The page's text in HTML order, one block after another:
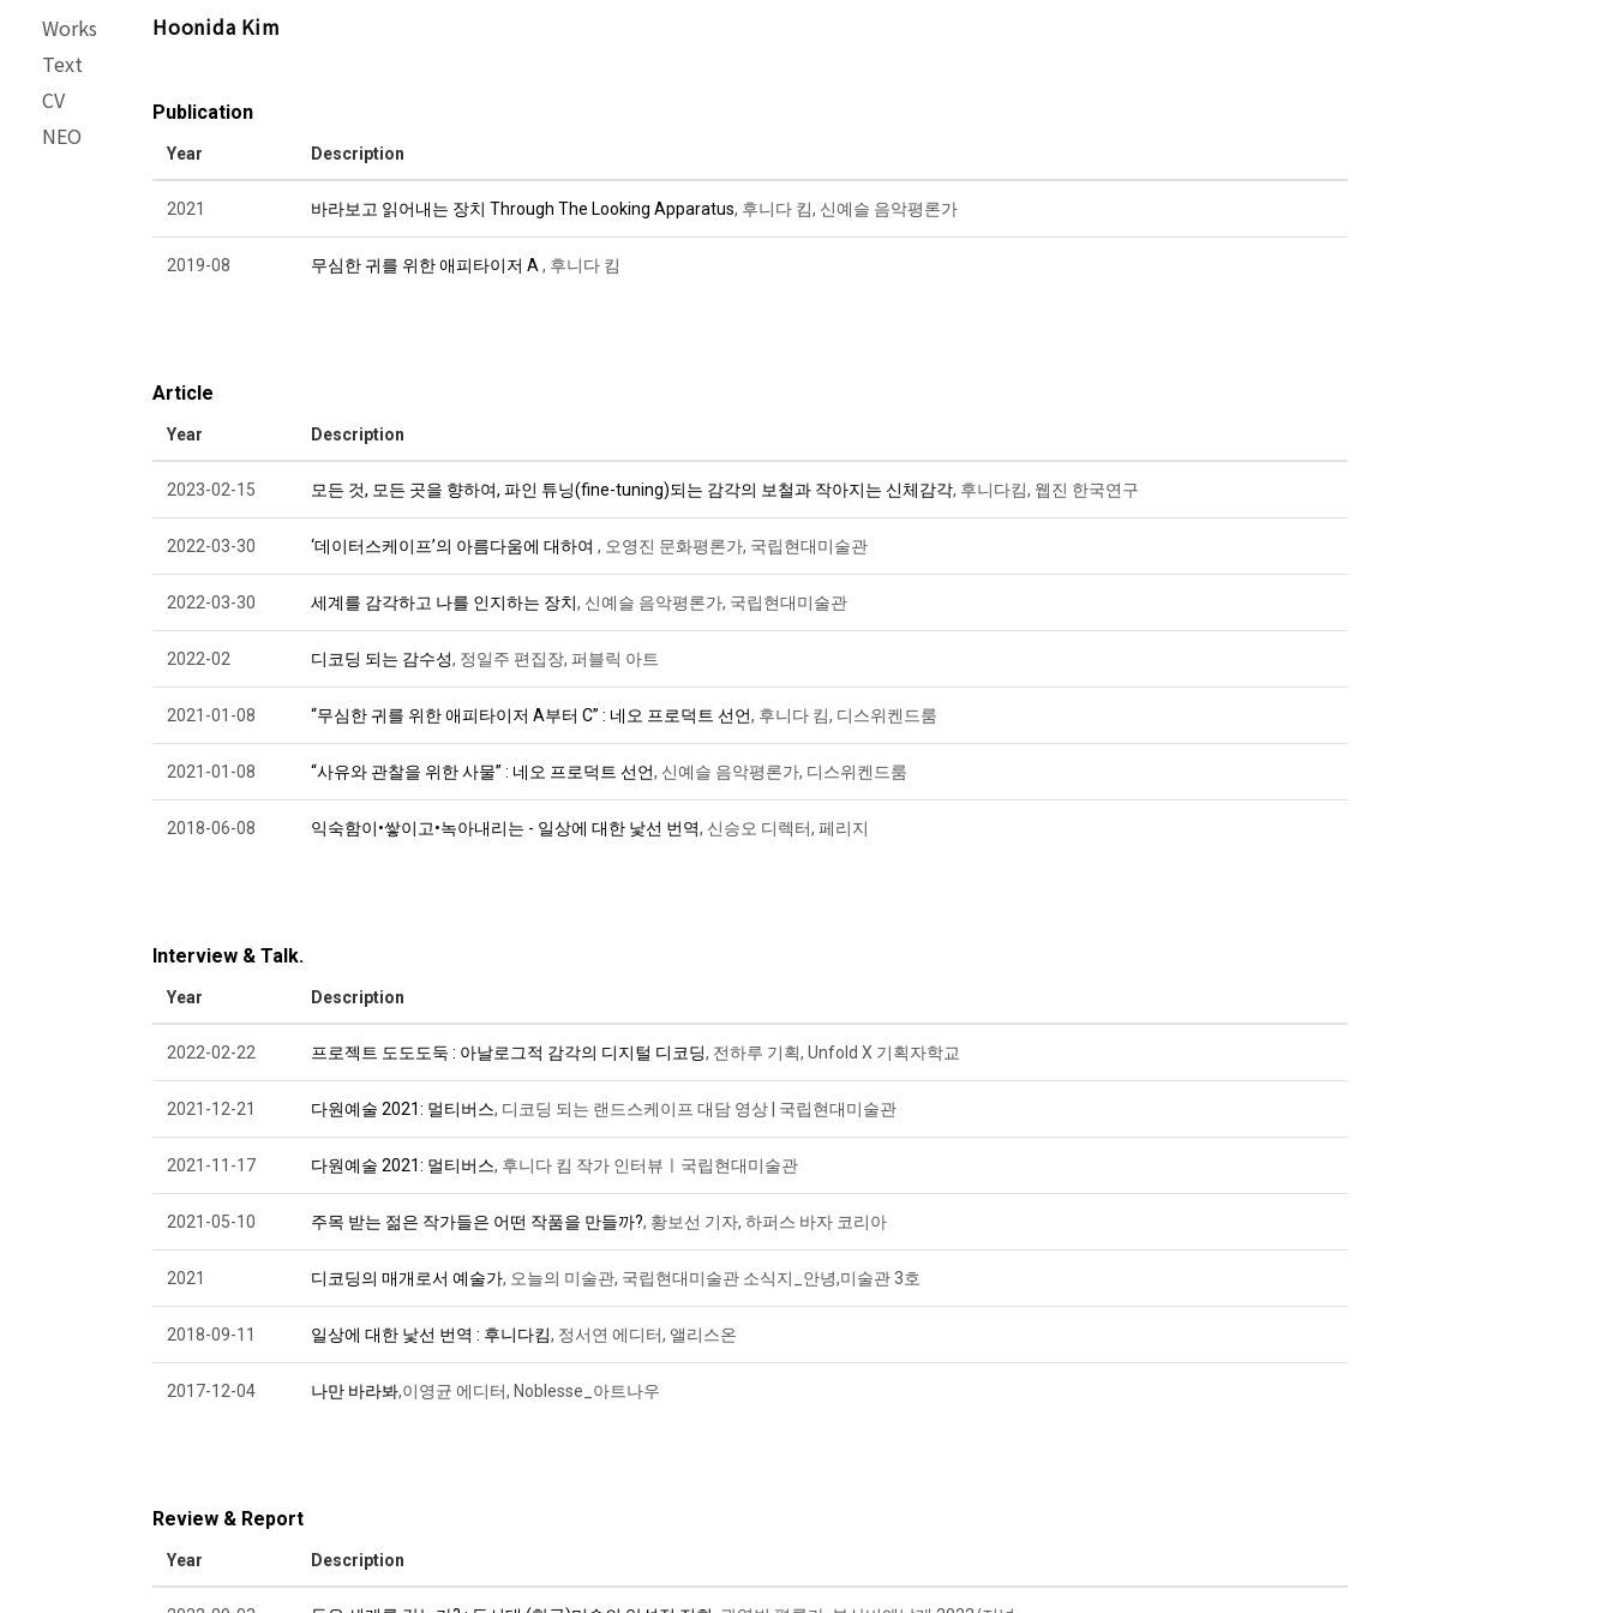
Hoonida Kim
Works
Text
CV
NEO
Publication
Year Description
2021 바라보고 읽어내는 장치 Through The Looking Apparatus, 후니다 킴, 신예슬 음악평론가
2019-08 무심한 귀를 위한 애피타이저 A , 후니다 킴
Article
Year Description
2023-02-15 모든 것, 모든 곳을 향하여, 파인 튜닝(fine-tuning)되는 감각의 보철과 작아지는 신체감각, 후니다킴, 웹진 한국연구
2022-03-30 ‘데이터스케이프’의 아름다움에 대하여 , 오영진 문화평론가, 국립현대미술관
2022-03-30 세계를 감각하고 나를 인지하는 장치, 신예슬 음악평론가, 국립현대미술관
2022-02 디코딩 되는 감수성, 정일주 편집장, 퍼블릭 아트
2021-01-08 “무심한 귀를 위한 애피타이저 A부터 C” : 네오 프로덕트 선언, 후니다 킴, 디스위켄드룸
2021-01-08 “사유와 관찰을 위한 사물” : 네오 프로덕트 선언, 신예슬 음악평론가, 디스위켄드룸
2018-06-08 익숙함이•쌓이고•녹아내리는 - 일상에 대한 낯선 번역, 신승오 디렉터, 페리지
Interview & Talk.
Year Description
2022-02-22 프로젝트 도도도둑 : 아날로그적 감각의 디지털 디코딩, 전하루 기획, Unfold X 기획자학교
2021-12-21 다원예술 2021: 멀티버스, 디코딩 되는 랜드스케이프 대담 영상 | 국립현대미술관
2021-11-17 다원예술 2021: 멀티버스, 후니다 킴 작가 인터뷰ㅣ국립현대미술관
2021-05-10 주목 받는 젊은 작가들은 어떤 작품을 만들까?, 황보선 기자, 하퍼스 바자 코리아
2021 디코딩의 매개로서 예술가, 오늘의 미술관, 국립현대미술관 소식지_안녕,미술관 3호
2018-09-11 일상에 대한 낯선 번역 : 후니다킴, 정서연 에디터, 앨리스온
2017-12-04 나만 바라봐,이영균 에디터, Noblesse_아트나우
Review & Report
Year Description